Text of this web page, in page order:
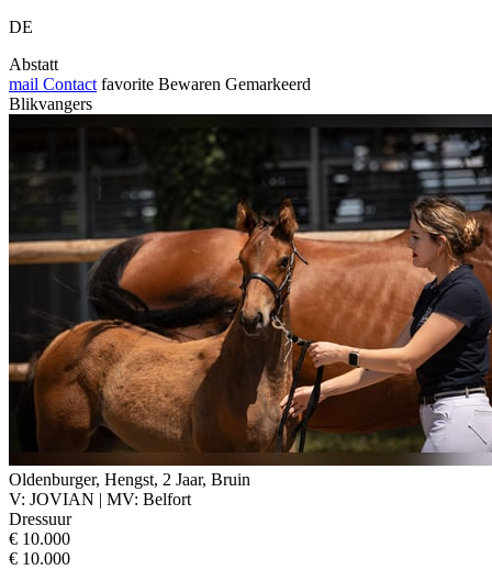
DE
Abstatt
mail Contact favorite Bewaren Gemarkeerd
Blikvangers
Oldenburger, Hengst, 2 Jaar, Bruin
V: JOVIAN | MV: Belfort
Dressuur
€ 10.000
€ 10.000